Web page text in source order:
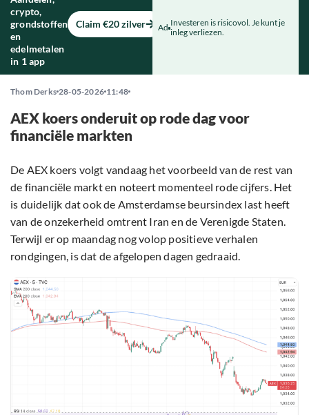
crypto,
grondstoffen
en
edelmetalen
in 1 app
Claim €20 zilver Ad Investeren is risicovol. Je kunt je
inleg verliezen.
Thom Derks 28-05-2026 11:48
AEX koers onderuit op rode dag voor
financiële markten
De AEX koers volgt vandaag het voorbeeld van de rest van
de financiële markt en noteert momenteel rode cijfers. Het
is duidelijk dat ook de Amsterdamse beursindex last heeft
van de onzekerheid omtrent Iran en de Verenigde Staten.
Terwijl er op maandag nog volop positieve verhalen
rondgingen, is dat de afgelopen dagen gedraaid.